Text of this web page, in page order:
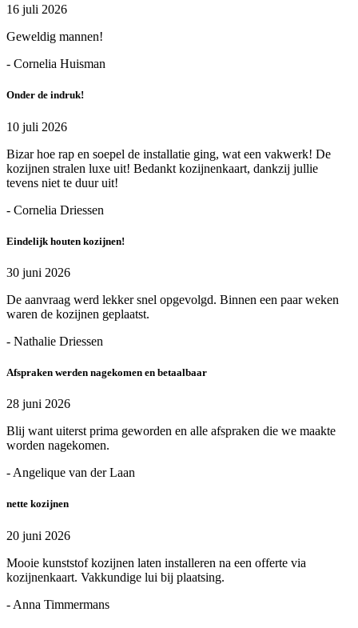
16 juli 2026
Geweldig mannen!
- Cornelia Huisman
Onder de indruk!
10 juli 2026
Bizar hoe rap en soepel de installatie ging, wat een vakwerk! De
kozijnen stralen luxe uit! Bedankt kozijnenkaart, dankzij jullie
tevens niet te duur uit!
- Cornelia Driessen
Eindelijk houten kozijnen!
30 juni 2026
De aanvraag werd lekker snel opgevolgd. Binnen een paar weken
waren de kozijnen geplaatst.
- Nathalie Driessen
Afspraken werden nagekomen en betaalbaar
28 juni 2026
Blij want uiterst prima geworden en alle afspraken die we maakte
worden nagekomen.
- Angelique van der Laan
nette kozijnen
20 juni 2026
Mooie kunststof kozijnen laten installeren na een offerte via
kozijnenkaart. Vakkundige lui bij plaatsing.
- Anna Timmermans